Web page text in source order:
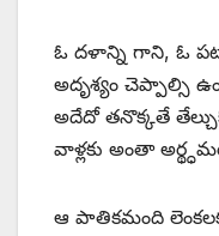
ఓ దళాన్ని గాని, ఓ
అదృశ్యం చెప్పాల్సి
అదేదో తనొక్కతే
వాళ్లకు అంతా
ఆ పాతికమంది